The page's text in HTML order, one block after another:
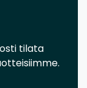
tilata